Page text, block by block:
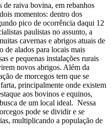
de raiva bovina, em rebanhos
momentos: dentro dos
pico de ocorrência daqui 12
paulistas no assunto, a
cavernas e abrigos atuais de
de alados para locais mais
e pequenas instalações rurais
novos abrigos. Além da
de morcegos tem que se
principalmente onde existem
aos bovinos e equinos,
de um local ideal. Nessa
pode se dividir e se
multiplicando a população de